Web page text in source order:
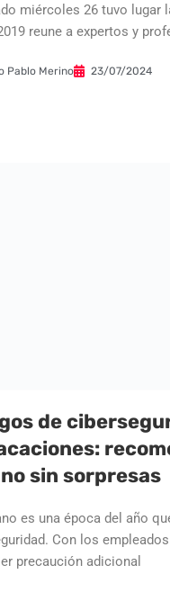
miércoles 26 tuvo lugar
reune a expertos y
Pablo Merino 23/07/2024
de
sin sorpresas
es una época del año
Con los
precaución adicional